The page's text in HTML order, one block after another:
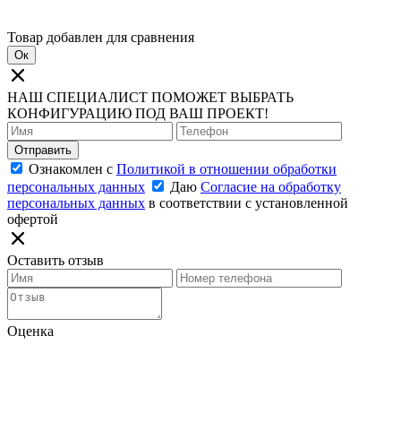
Товар добавлен для сравнения
Ок
НАШ СПЕЦИАЛИСТ ПОМОЖЕТ ВЫБРАТЬ
КОНФИГУРАЦИЮ ПОД ВАШ ПРОЕКТ!
Отправить
Ознакомлен с Политикой в отношении обработки
персональных данных
Даю Согласие на обработку
персональных данных в соответствии с установленной
офертой
Оставить отзыв
Оценка